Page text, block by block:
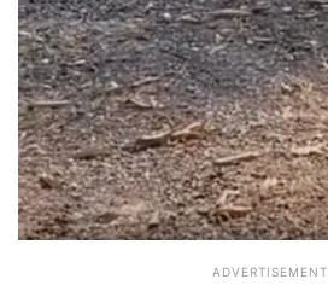
ADVERTISEMENT